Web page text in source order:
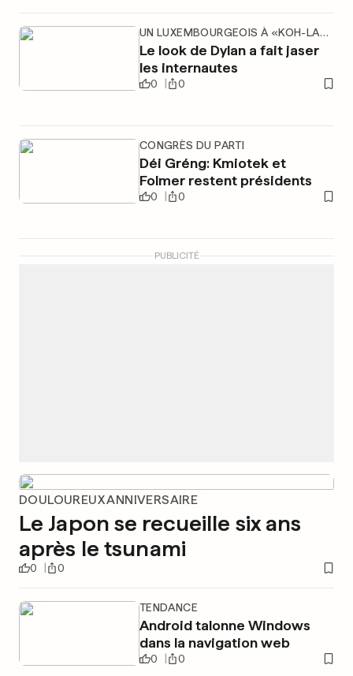
UN LUXEMBOURGEOIS À «KOH-​​LANTA»
Le look de Dylan a fait jaser
les internautes
0 0
CONGRÈS DU PARTI
Déi Gréng: Kmiotek et
Folmer restent présidents
0 0
PUBLICITÉ
DOULOUREUX ANNIVERSAIRE
Le Japon se recueille six ans
après le tsunami
0 0
TENDANCE
Android talonne Windows
dans la navigation web
0 0